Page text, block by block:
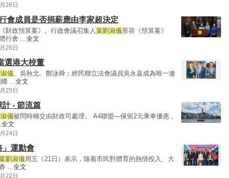
26日
會成員是否捐薪應由李家超決定
財政預算案》。行政會議召集人葉劉淑儀形容《預算案》
行會 ...全文
26日
選港大校董
儀、吳秋北、鄭泳舜；經民聯立法會議員吳永嘉成為唯一連
...全文
25日
計 - 節流篇
儀被問時稱交由財政司處理。 A4聯盟—保留2元乘車優惠，
全文
24日
」運動會
劉淑儀周五（21日）表示，隨着市民對體育的熱情投入、大
...全文
22日